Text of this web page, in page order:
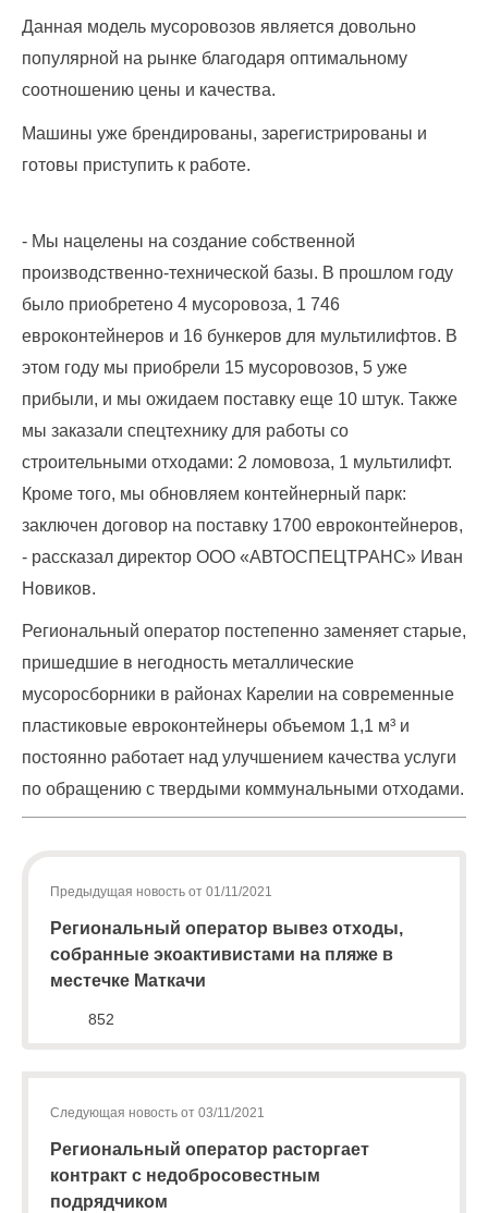
юридических
лиц
платежным
документам
почтового
адреса,
запрос
дубликатов
и
актов
сверок;
просьба
в
запросах
обязательно
указывать
№
договора)
запросы
направлять
на
эл.
почту
info@rotko10.ru
Для
физических
лиц
abon@eirz-
59 46
информационной
части
квитанции)
Данная модель мусоровозов является довольно
популярной на рынке благодаря оптимальному
соотношению цены и качества.
Машины уже брендированы, зарегистрированы и
готовы приступить к работе.
- Мы нацелены на создание собственной
производственно-технической базы. В прошлом году
было приобретено 4 мусоровоза, 1 746
евроконтейнеров и 16 бункеров для мультилифтов. В
этом году мы приобрели 15 мусоровозов, 5 уже
прибыли, и мы ожидаем поставку еще 10 штук. Также
мы заказали спецтехнику для работы со
строительными отходами: 2 ломовоза, 1 мультилифт.
Кроме того, мы обновляем контейнерный парк:
заключен договор на поставку 1700 евроконтейнеров,
- рассказал директор ООО «АВТОСПЕЦТРАНС» Иван
Новиков.
Региональный оператор постепенно заменяет старые,
пришедшие в негодность металлические
мусоросборники в районах Карелии на современные
пластиковые евроконтейнеры объемом 1,1 м³ и
постоянно работает над улучшением качества услуги
по обращению с твердыми коммунальными отходами.
Предыдущая новость от 01/11/2021
Региональный оператор вывез отходы,
собранные экоактивистами на пляже в
местечке Маткачи
852
Следующая новость от 03/11/2021
Региональный оператор расторгает
контракт с недобросовестным
подрядчиком